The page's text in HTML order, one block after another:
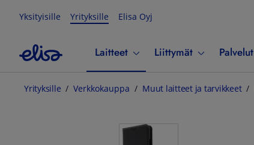
Yksityisille Yrityksille Elisa Oyj
Laitteet Liittymät Palvelut
Yrityksille Verkkokauppa Muut laitteet ja tarvikkeet